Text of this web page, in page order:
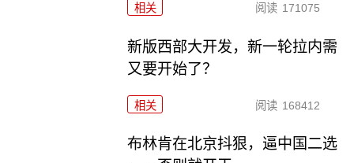
相关 阅读 171075
新版西部大开发，新一轮拉内需
又要开始了？
相关 阅读 168412
布林肯在北京抖狠，逼中国二选